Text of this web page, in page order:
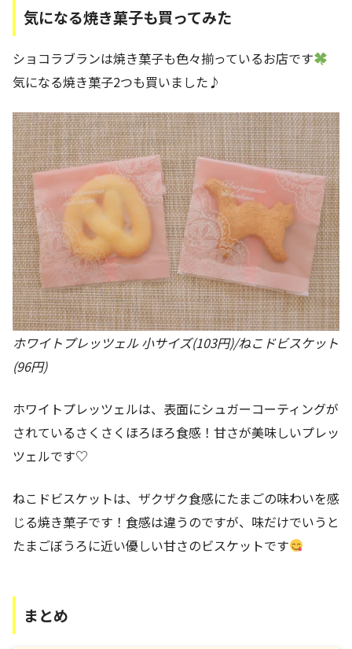
気になる焼き菓子も買ってみた
ショコラブランは焼き菓子も色々揃っているお店です
気になる焼き菓子2つも買いました♪
ホワイトプレッツェル 小サイズ(103円)/ねこドビスケット
(96円)
ホワイトプレッツェルは、表面にシュガーコーティングが
されているさくさくほろほろ食感！甘さが美味しいプレッ
ツェルです♡
ねこドビスケットは、ザクザク食感にたまごの味わいを感
じる焼き菓子です！食感は違うのですが、味だけでいうと
たまごぼうろに近い優しい甘さのビスケットです
まとめ